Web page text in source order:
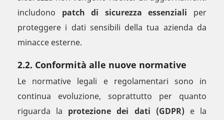
includono patch di sicurezza essenziali per
proteggere i dati sensibili della tua azienda da
minacce esterne.
2.2. Conformità alle nuove normative
Le normative legali e regolamentari sono in
continua evoluzione, soprattutto per quanto
riguarda la protezione dei dati (GDPR) e la